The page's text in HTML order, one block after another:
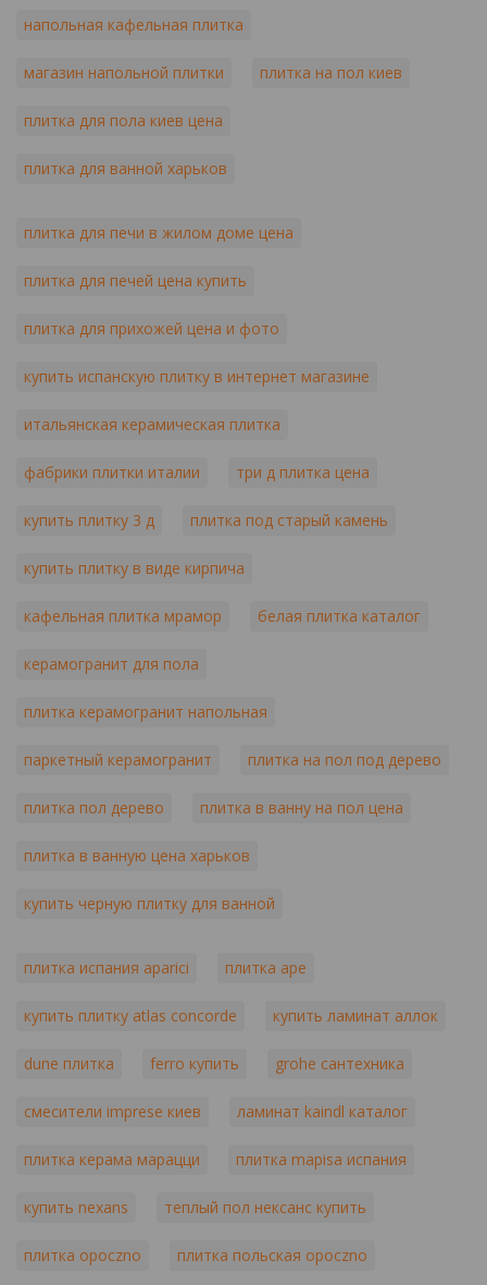
напольная кафельная плитка
магазин напольной плитки плитка на пол киев
плитка для пола киев цена
плитка для ванной харьков
плитка для печи в жилом доме цена
плитка для печей цена купить
плитка для прихожей цена и фото
купить испанскую плитку в интернет магазине
итальянская керамическая плитка
фабрики плитки италии три д плитка цена
купить плитку 3 д плитка под старый камень
купить плитку в виде кирпича
кафельная плитка мрамор белая плитка каталог
керамогранит для пола
плитка керамогранит напольная
паркетный керамогранит плитка на пол под дерево
плитка пол дерево плитка в ванну на пол цена
плитка в ванную цена харьков
купить черную плитку для ванной
плитка испания aparici плитка ape
купить плитку atlas concorde купить ламинат аллок
dune плитка ferro купить grohe сантехника
смесители imprese киев ламинат kaindl каталог
плитка керама марацци плитка mapisa испания
купить nexans теплый пол нексанс купить
плитка opoczno плитка польская opoczno